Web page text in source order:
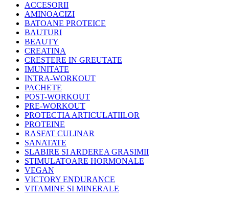
ACCESORII
AMINOACIZI
BATOANE PROTEICE
BAUTURI
BEAUTY
CREATINA
CRESTERE IN GREUTATE
IMUNITATE
INTRA-WORKOUT
PACHETE
POST-WORKOUT
PRE-WORKOUT
PROTECTIA ARTICULATIILOR
PROTEINE
RASFAT CULINAR
SANATATE
SLABIRE SI ARDEREA GRASIMII
STIMULATOARE HORMONALE
VEGAN
VICTORY ENDURANCE
VITAMINE SI MINERALE